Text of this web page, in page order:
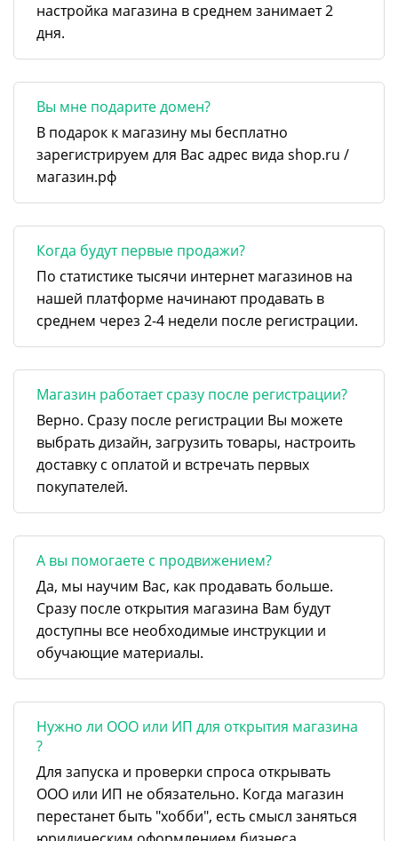
настройка магазина в среднем занимает 2
дня.
Вы мне подарите домен?
В подарок к магазину мы бесплатно
зарегистрируем для Вас адрес вида shop.ru /
магазин.рф
Когда будут первые продажи?
По статистике тысячи интернет магазинов на
нашей платформе начинают продавать в
среднем через 2-4 недели после регистрации.
Магазин работает сразу после регистрации?
Верно. Сразу после регистрации Вы можете
выбрать дизайн, загрузить товары, настроить
доставку с оплатой и встречать первых
покупателей.
А вы помогаете с продвижением?
Да, мы научим Вас, как продавать больше.
Сразу после открытия магазина Вам будут
доступны все необходимые инструкции и
обучающие материалы.
Нужно ли ООО или ИП для открытия магазина
?
Для запуска и проверки спроса открывать
ООО или ИП не обязательно. Когда магазин
перестанет быть "хобби", есть смысл заняться